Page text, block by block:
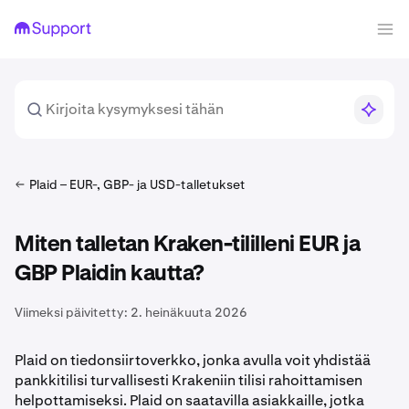
Plaid – EUR-, GBP- ja USD-talletukset
Miten talletan Kraken-tililleni EUR ja
GBP Plaidin kautta?
Viimeksi päivitetty: 2. heinäkuuta 2026
Plaid on tiedonsiirtoverkko, jonka avulla voit yhdistää
pankkitilisi turvallisesti Krakeniin tilisi rahoittamisen
helpottamiseksi. Plaid on saatavilla asiakkaille, jotka